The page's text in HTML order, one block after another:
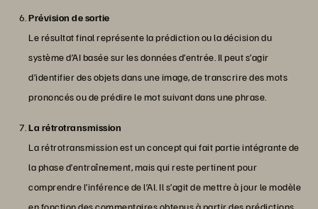
Prévision de sortie
Le résultat final représente la prédiction ou la décision du
système d’AI basée sur les données d’entrée. Il peut s’agir
d’identifier des objets dans une image, de transcrire des mots
prononcés ou de prédire le mot suivant dans une phrase.
La rétrotransmission
La rétrotransmission est un concept qui fait partie intégrante de
la phase d’entraînement, mais qui reste pertinent pour
comprendre l’inférence de l’AI. Il s’agit de mettre à jour le modèle
en fonction des commentaires obtenus à partir des prédictions.